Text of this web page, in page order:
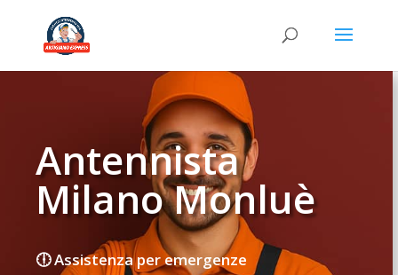
Antennista
Milano Monluè
🕕 Assistenza per emergenze